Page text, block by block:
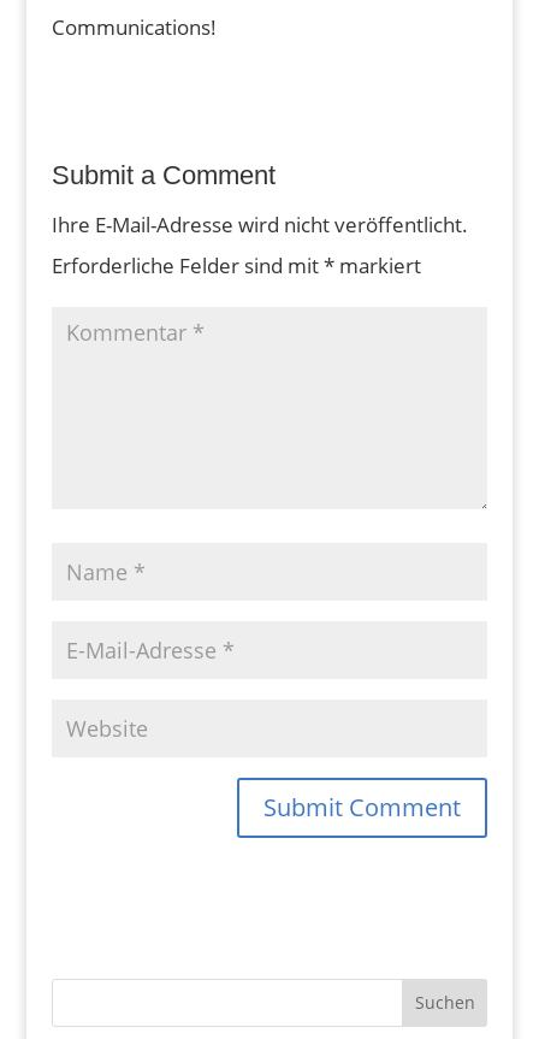
Communications!
Submit a Comment
Ihre E-Mail-Adresse wird nicht veröffentlicht.
Erforderliche Felder sind mit*markiert